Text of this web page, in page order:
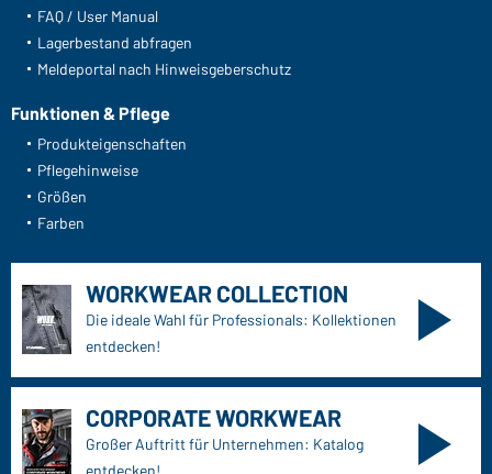
FAQ / User Manual
Lagerbestand abfragen
Meldeportal nach Hinweisgeberschutz
Funktionen & Pflege
Produkteigenschaften
Pflegehinweise
Größen
Farben
WORKWEAR COLLECTION
Die ideale Wahl für Professionals: Kollektionen
entdecken!
CORPORATE WORKWEAR
Großer Auftritt für Unternehmen: Katalog
entdecken!